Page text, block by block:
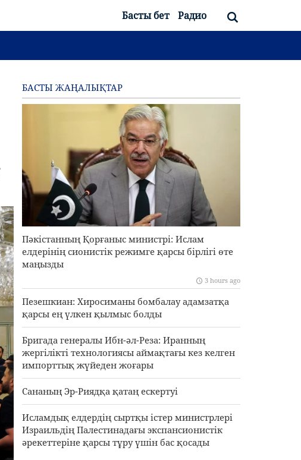
Басты бет Радио
БАСТЫ ЖАҢАЛЫҚТАР
Пәкістанның Қорғаныс министрі: Ислам
елдерінің сионистік режимге қарсы бірлігі өте
маңызды
3 hours ago
Пезешкиан: Хиросиманы бомбалау адамзатқа
қарсы ең үлкен қылмыс болды
Бригада генералы Ибн-әл-Реза: Иранның
жергілікті технологиясы аймақтағы кез келген
импорттық жүйеден жоғары
Сананың Эр-Риядқа қатаң ескертуі
Исламдық елдердің сыртқы істер министрлері
Израильдің Палестинадағы экспансионистік
әрекеттеріне қарсы тұру үшін бас қосады